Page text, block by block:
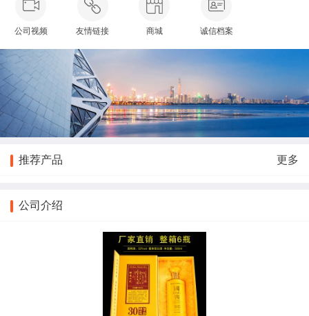
公司视频 友情链接 商城 诚信档案
推荐产品 更多
公司介绍